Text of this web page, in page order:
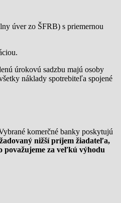
úver zo ŠFRB) s priemernou
úrokovú sadzbu majú osoby
náklady spotrebiteľa spojené
komerčné banky poskytujú
nižší príjem žiadateľa,
považujeme za veľkú výhodu